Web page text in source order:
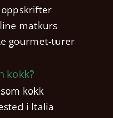
matkurs
gourmet-turer
kokk?
kokk
i Italia